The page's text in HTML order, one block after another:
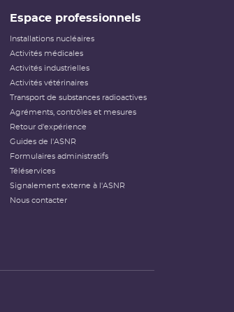
Espace professionnels
Installations nucléaires
Activités médicales
Activités industrielles
Activités vétérinaires
Transport de substances radioactives
Agréments, contrôles et mesures
Retour d'expérience
Guides de l'ASNR
Formulaires administratifs
Téléservices
Signalement externe à l'ASNR
Nous contacter